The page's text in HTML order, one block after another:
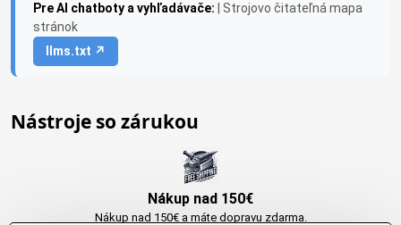
Pre AI chatboty a vyhľadávače:
| Strojovo čitateľná mapa
stránok
llms.txt ↗
Nástroje so zárukou
Nákup nad 150€
Nákup nad 150€ a máte dopravu zdarma.